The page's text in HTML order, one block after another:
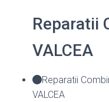
Reparatii
VALCEA
Reparatii
VALCEA